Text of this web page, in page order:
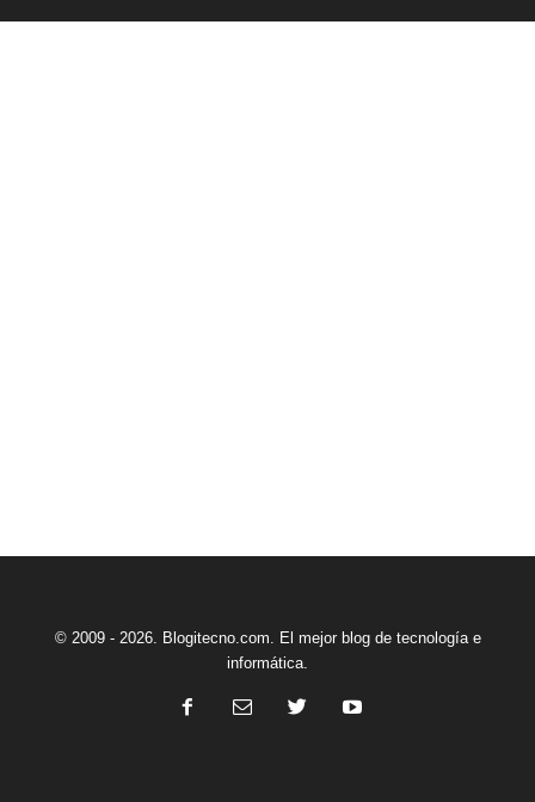
© 2009 - 2026. Blogitecno.com. El mejor blog de tecnología e
informática.